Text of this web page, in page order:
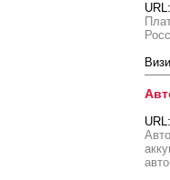
URL:
URL: